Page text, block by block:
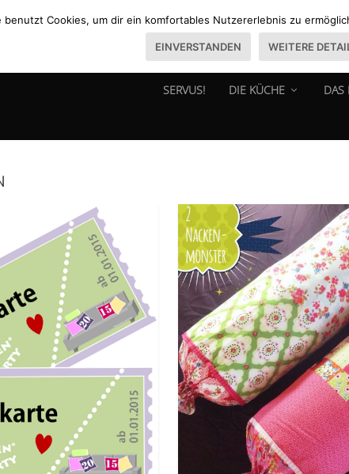
SERVUS! DIE KÜCHE DAS
benutzt Cookies, um dir ein komfortables Nutzererlebnis zu
EINVERSTANDEN WEITERE